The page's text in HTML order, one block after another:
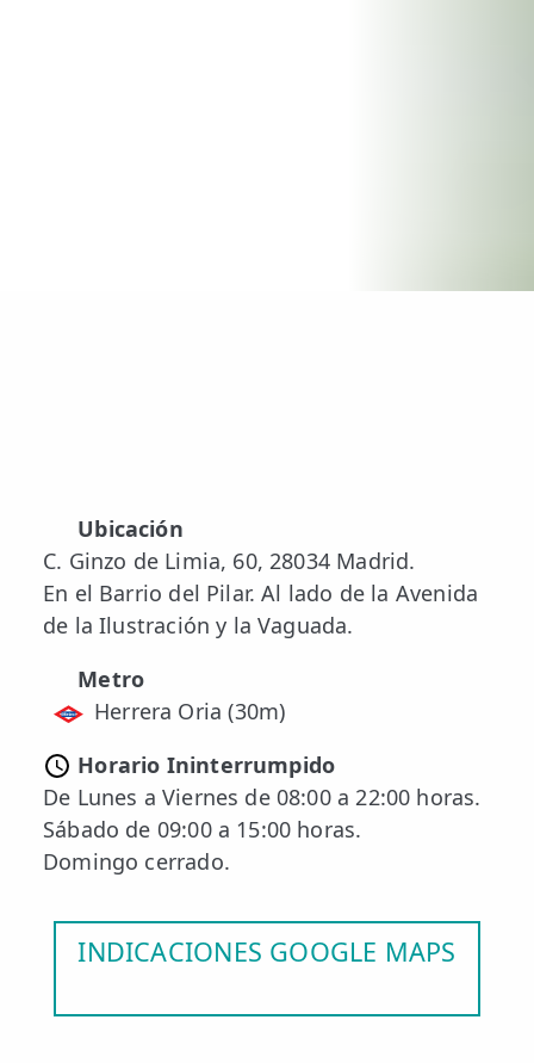
Ubicación
C. Ginzo de Limia, 60, 28034 Madrid.
En el Barrio del Pilar. Al lado de la Avenida
de la Ilustración y la Vaguada.
Metro
Herrera Oria (30m)
Horario Ininterrumpido
De Lunes a Viernes de 08:00 a 22:00 horas.
Sábado de 09:00 a 15:00 horas.
Domingo cerrado.
INDICACIONES GOOGLE MAPS